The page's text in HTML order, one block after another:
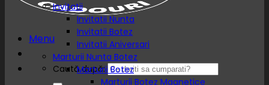
Menu
Caută după:
Invitatii
Invitatii Nunta
Invitatii Botez
Invitatii Aniversari
Marturii Nunta Botez
Marturii Botez
Marturii Botez Magnetice